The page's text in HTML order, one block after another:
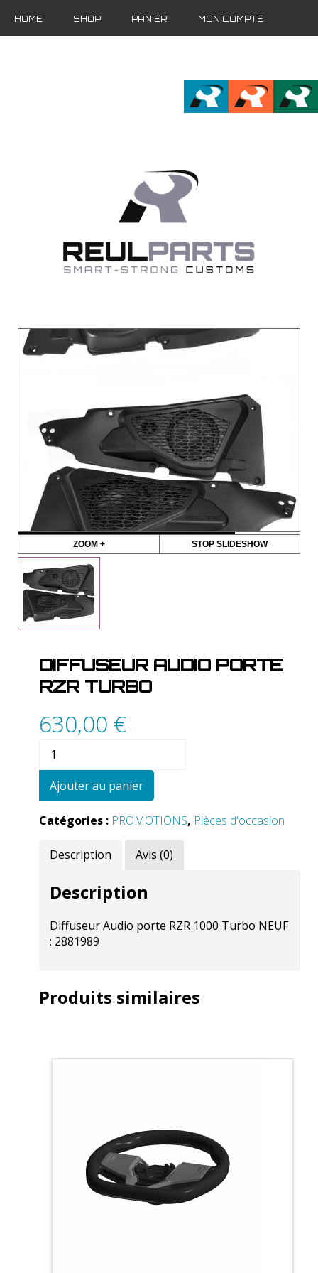
HOME SHOP PANIER MON COMPTE
ZOOM + STOP SLIDESHOW
DIFFUSEUR AUDIO PORTE
RZR TURBO
630,00 €
quantité
Diffuseur
Audio
RZR
Ajouter au panier
Catégories : PROMOTIONS, Pièces d'occasion
Description Avis (0)
Description
Diffuseur Audio porte RZR 1000 Turbo NEUF
: 2881989
Produits similaires